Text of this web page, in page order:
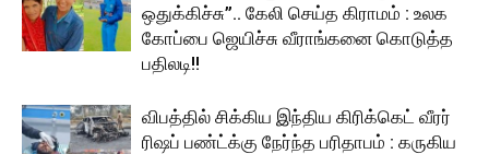
ஒதுக்கிச்சு”.. கேலி செய்த கிராமம் : உலக
கோப்பை ஜெயிச்சு வீராங்கனை கொடுத்த
பதிலடி!!
விபத்தில் சிக்கிய இந்திய கிரிக்கெட் வீரர்
ரிஷப் பண்ட்க்கு நேர்ந்த பரிதாபம் : கருகிய